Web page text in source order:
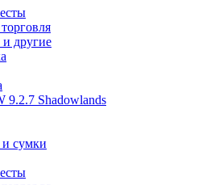
другие
9.2.7 Shadowlands
сумки